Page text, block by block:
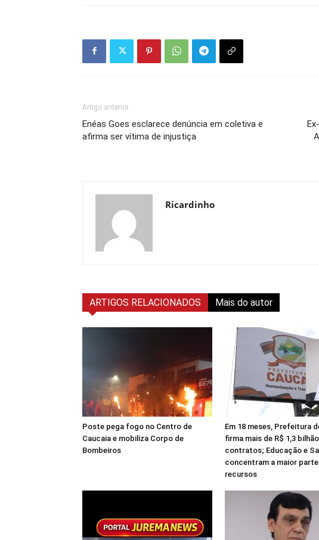
Artigo anterior
Enéas Goes esclarece denúncia em coletiva e
afirma ser vítima de injustiça
Ricardinho
ARTIGOS RELACIONADOS Mais do autor
Poste pega fogo no Centro de
Caucaia e mobiliza Corpo de
Bombeiros
Em 18 meses, Prefeitura
firma mais de R$ 1,3
contratos; Educação e
concentram a maior
recursos